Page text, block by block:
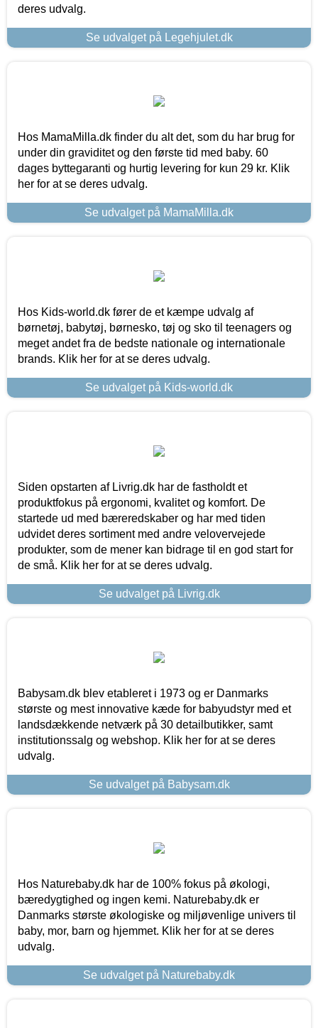
deres udvalg.
Se udvalget på Legehjulet.dk
Hos MamaMilla.dk finder du alt det, som du har brug for
under din graviditet og den første tid med baby. 60
dages byttegaranti og hurtig levering for kun 29 kr. Klik
her for at se deres udvalg.
Se udvalget på MamaMilla.dk
Hos Kids-world.dk fører de et kæmpe udvalg af
børnetøj, babytøj, børnesko, tøj og sko til teenagers og
meget andet fra de bedste nationale og internationale
brands. Klik her for at se deres udvalg.
Se udvalget på Kids-world.dk
Siden opstarten af Livrig.dk har de fastholdt et
produktfokus på ergonomi, kvalitet og komfort. De
startede ud med bæreredskaber og har med tiden
udvidet deres sortiment med andre velovervejede
produkter, som de mener kan bidrage til en god start for
de små. Klik her for at se deres udvalg.
Se udvalget på Livrig.dk
Babysam.dk blev etableret i 1973 og er Danmarks
største og mest innovative kæde for babyudstyr med et
landsdækkende netværk på 30 detailbutikker, samt
institutionssalg og webshop. Klik her for at se deres
udvalg.
Se udvalget på Babysam.dk
Hos Naturebaby.dk har de 100% fokus på økologi,
bæredygtighed og ingen kemi. Naturebaby.dk er
Danmarks største økologiske og miljøvenlige univers til
baby, mor, barn og hjemmet. Klik her for at se deres
udvalg.
Se udvalget på Naturebaby.dk